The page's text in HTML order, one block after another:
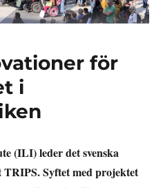
för
i
(ILI) leder det svenska
Syftet med projektet